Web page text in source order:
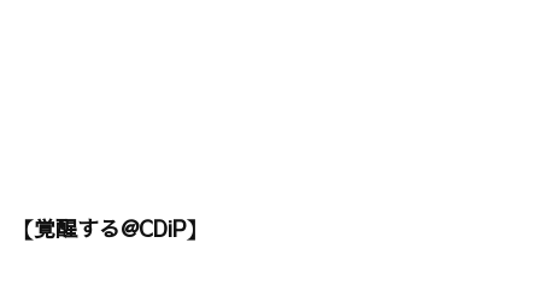
【覚醒する@CDiP】